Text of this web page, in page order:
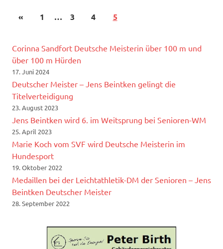
« 1 … 3 4 5
Corinna Sandfort Deutsche Meisterin über 100 m und
über 100 m Hürden
17. Juni 2024
Deutscher Meister – Jens Beintken gelingt die
Titelverteidigung
23. August 2023
Jens Beintken wird 6. im Weitsprung bei Senioren-WM
25. April 2023
Marie Koch vom SVF wird Deutsche Meisterin im
Hundesport
19. Oktober 2022
Medaillen bei der Leichtathletik-DM der Senioren – Jens
Beintken Deutscher Meister
28. September 2022